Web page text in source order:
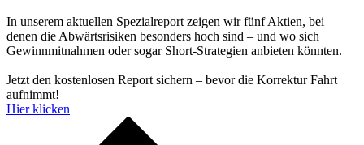
In unserem aktuellen Spezialreport zeigen wir fünf Aktien, bei
denen die Abwärtsrisiken besonders hoch sind – und wo sich
Gewinnmitnahmen oder sogar Short-Strategien anbieten könnten.
Jetzt den kostenlosen Report sichern – bevor die Korrektur Fahrt
aufnimmt!
Hier klicken